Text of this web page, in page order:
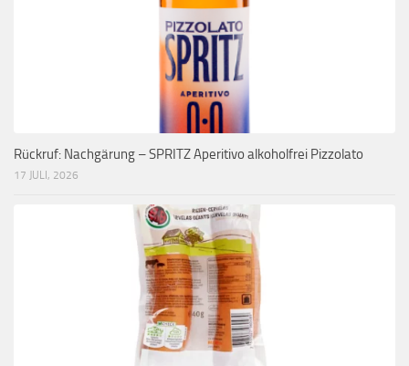
Rückruf: Nachgärung – SPRITZ Aperitivo alkoholfrei Pizzolato
17 JULI, 2026